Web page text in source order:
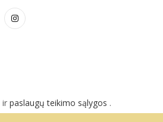
ir paslaugų teikimo sąlygos .